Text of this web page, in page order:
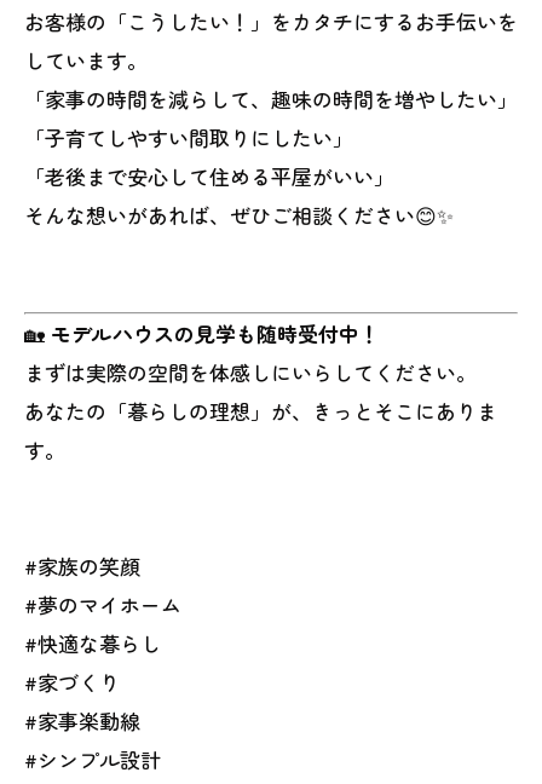
お客様の「こうしたい！」をカタチにするお手伝いを
しています。
「家事の時間を減らして、趣味の時間を増やしたい」
「子育てしやすい間取りにしたい」
「老後まで安心して住める平屋がいい」
そんな想いがあれば、ぜひご相談ください😊✨
🏡 モデルハウスの見学も随時受付中！
まずは実際の空間を体感しにいらしてください。
あなたの「暮らしの理想」が、きっとそこにありま
す。
#家族の笑顔
#夢のマイホーム
#快適な暮らし
#家づくり
#家事楽動線
#シンプル設計